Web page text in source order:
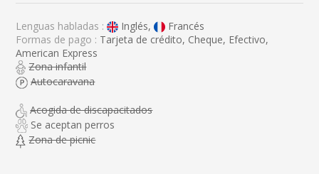
Lenguas habladas : Inglés,
Francés
Formas de pago : Tarjeta de crédito, Cheque, Efectivo,
American Express
Zona infantil
Autocaravana
Acogida de discapacitados
Se aceptan perros
Zona de picnic